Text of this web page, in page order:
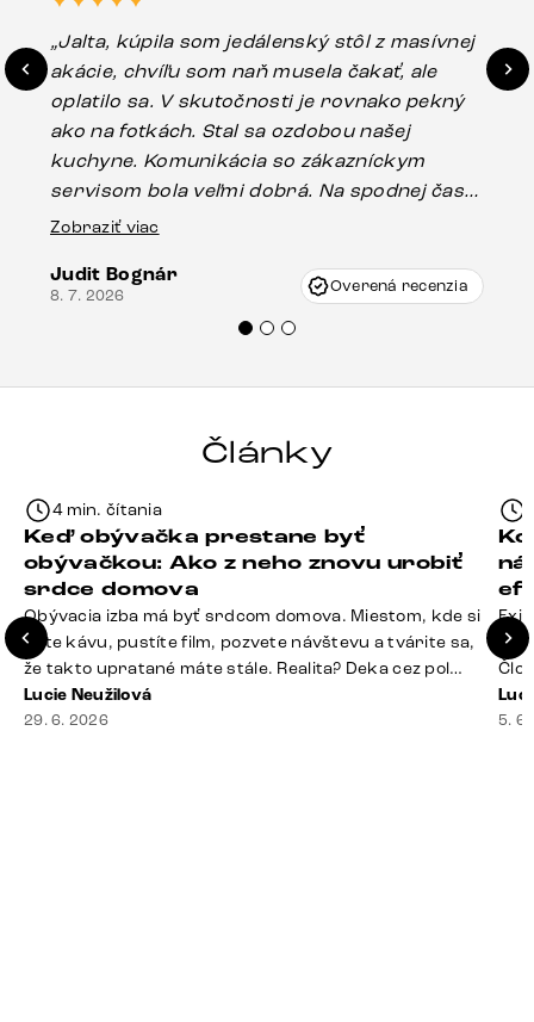
„Jalta, kúpila som jedálenský stôl z masívnej
akácie, chvíľu som naň musela čakať, ale
oplatilo sa. V skutočnosti je rovnako pekný
ako na fotkách. Stal sa ozdobou našej
kuchyne. Komunikácia so zákazníckym
servisom bola veľmi dobrá. Na spodnej časti
stola bolo malé poškodenie, pravdepodobne
Vincze pri riešení mojej záležitosti pristúpili
veľmi korektne. Odporúčam produkty Delife
Zobraziť viac
Judit Bognár
8. 7. 2026 Overená recenzia
Články
4 min. čítania
Keď obývačka prestane byť
obývačkou: Ako z neho znovu urobiť
srdce domova
Obývacia izba má byť srdcom domova. Miestom, kde si
dáte kávu, pustíte film, pozvete návštevu a tvárite sa,
že takto upratané máte stále. Realita? Deka cez pol
sedačky, ovládač záhadne zmizol, konferenčný stolík
slúži ako odkladisko všetkého od účteniek po balzam
Lucie Neužilová
29. 6. 2026
si
5.